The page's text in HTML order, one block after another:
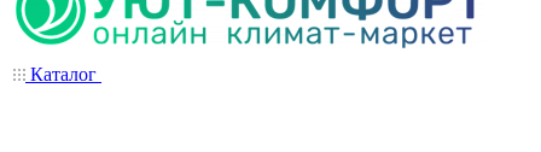
Каталог